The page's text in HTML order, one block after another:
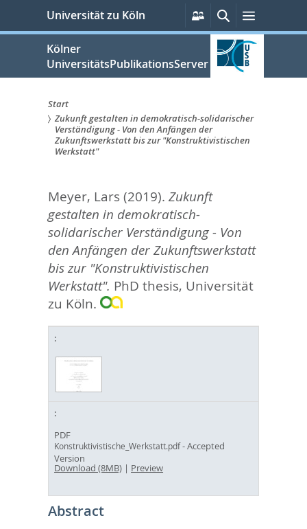
springen
Universität zu Köln
Persönliche
Services
SucheMenü
Kölner
UniversitätsPublikationsServer
Sie
sind
Start
Zukunft gestalten in demokratisch-solidarischer
Verständigung - Von den Anfängen der
Zukunftswerkstatt bis zur "Konstruktivistischen
Werkstatt"
Meyer, Lars(2019). Zukunft
gestalten in demokratisch-
solidarischer Verständigung - Von
den Anfängen der Zukunftswerkstatt
bis zur "Konstruktivistischen
Werkstatt". PhD thesis, Universität
zu Köln.
PDF
Konstruktivistische_Werkstatt.pdf- Accepted
Version
Download (8MB) | Preview
Abstract